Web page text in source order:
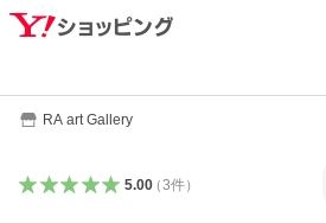
RA art Gallery
5.00（3件）